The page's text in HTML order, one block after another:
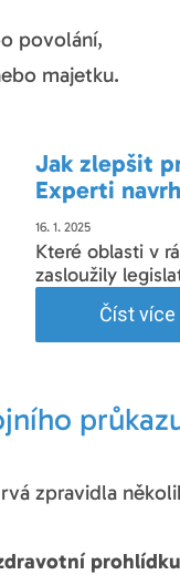
povolání,
majetku.
Jak zlepšit
Experti
16. 1. 2025
Které oblasti v
zasloužily
Číst více
zpravidla
prohlídku